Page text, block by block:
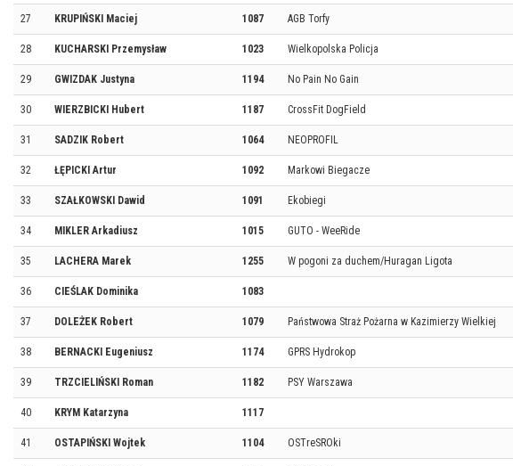
27 KRUPIŃSKI Maciej 1087 AGB Torfy
28 KUCHARSKI Przemysław 1023 Wielkopolska Policja
29 GWIZDAK Justyna 1194 No Pain No Gain
30 WIERZBICKI Hubert 1187 CrossFit DogField
31 SADZIK Robert 1064 NEOPROFIL
32 ŁĘPICKI Artur 1092 Markowi Biegacze
33 SZAŁKOWSKI Dawid 1091 Ekobiegi
34 MIKLER Arkadiusz 1015 GUTO - WeeRide
35 LACHERA Marek 1255 W pogoni za duchem/Huragan Ligota
36 CIEŚLAK Dominika 1083
37 DOLEŻEK Robert 1079 Państwowa Straż Pożarna w Kazimierzy Wielkiej
38 BERNACKI Eugeniusz 1174 GPRS Hydrokop
39 TRZCIELIŃSKI Roman 1182 PSY Warszawa
40 KRYM Katarzyna 1117
41 OSTAPIŃSKI Wojtek 1104 OSTreSROki